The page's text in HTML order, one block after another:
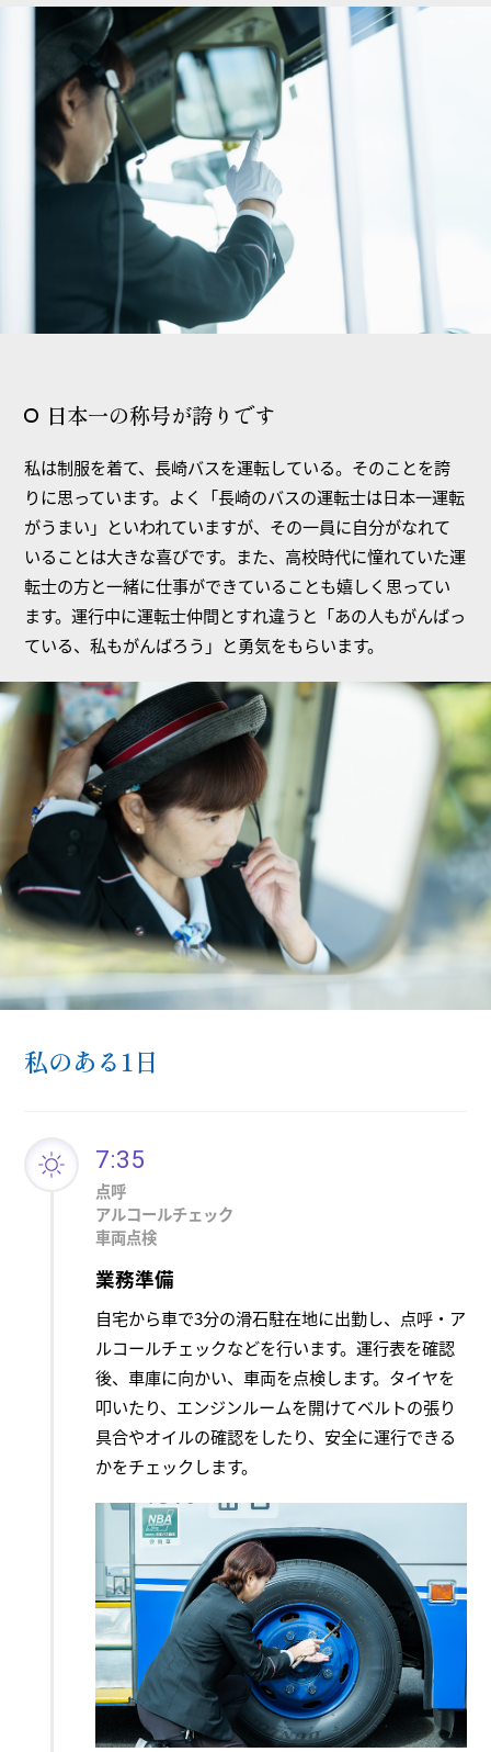
日本一の称号が誇りです
私は制服を着て、長崎バスを運転している。そのことを誇
りに思っています。よく「長崎のバスの運転士は日本一運転
がうまい」といわれていますが、その一員に自分がなれて
いることは大きな喜びです。また、高校時代に憧れていた運
転士の方と一緒に仕事ができていることも嬉しく思ってい
ます。運行中に運転士仲間とすれ違うと「あの人もがんばっ
ている、私もがんばろう」と勇気をもらいます。
私のある1日
7:35
点呼
アルコールチェック
車両点検
業務準備
自宅から車で3分の滑石駐在地に出勤し、点呼・ア
ルコールチェックなどを行います。運行表を確認
後、車庫に向かい、車両を点検します。タイヤを
叩いたり、エンジンルームを開けてベルトの張り
具合やオイルの確認をしたり、安全に運行できる
かをチェックします。